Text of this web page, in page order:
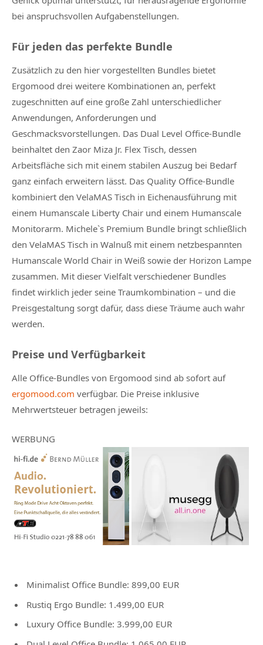
bei anspruchsvollen Aufgabenstellungen.
Für jeden das perfekte Bundle
Zusätzlich zu den hier vorgestellten Bundles bietet
Ergomood drei weitere Kombinationen an, perfekt
zugeschnitten auf eine große Zahl unterschiedlicher
Anwendungen, Anforderungen und
Geschmacksvorstellungen. Das Dual Level Office-Bundle
beinhaltet den Zaor Miza Jr. Flex Tisch, dessen
Arbeitsfläche sich mit einem stabilen Auszug bei Bedarf
ganz einfach erweitern lässt. Das Quality Office-Bundle
kombiniert den VelaMAS Tisch in Eichenausführung mit
einem Humanscale Liberty Chair und einem Humanscale
Monitorarm. Michele`s Premium Bundle bringt schließlich
den VelaMAS Tisch in Walnuß mit einem netzbespannten
Humanscale World Chair in Weiß sowie der Horizon Lampe
zusammen. Mit dieser Vielfalt verschiedener Bundles
findet wirklich jeder seine Traumkombination – und die
Preisgestaltung sorgt dafür, dass diese Träume auch wahr
werden.
Preise und Verfügbarkeit
Alle Office-Bundles von Ergomood sind ab sofort auf
ergomood.com verfügbar. Die Preise inklusive
Mehrwertsteuer betragen jeweils:
WERBUNG
Minimalist Office Bundle: 899,00 EUR
Rustiq Ergo Bundle: 1.499,00 EUR
Luxury Office Bundle: 3.999,00 EUR